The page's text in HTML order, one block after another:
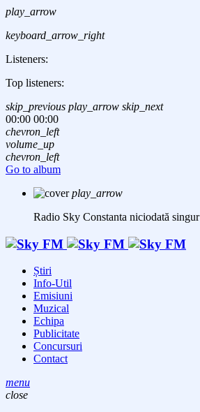
play_arrow
keyboard_arrow_right
Listeners:
Top listeners:
skip_previous play_arrow skip_next
00:00 00:00
chevron_left
volume_up
chevron_left
Go to album
play_arrow
Radio Sky Constanta niciodată singur
Știri
Info-Util
Emisiuni
Muzical
Echipa
Publicitate
Concursuri
Contact
menu
close